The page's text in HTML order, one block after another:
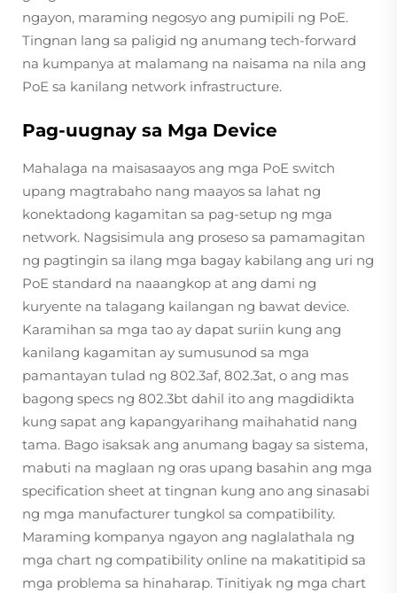
ngayon, maraming negosyo ang pumipili ng PoE.
Tingnan lang sa paligid ng anumang tech-forward
na kumpanya at malamang na naisama na nila ang
PoE sa kanilang network infrastructure.
Pag-uugnay sa Mga Device
Mahalaga na maisasaayos ang mga PoE switch
upang magtrabaho nang maayos sa lahat ng
konektadong kagamitan sa pag-setup ng mga
network. Nagsisimula ang proseso sa pamamagitan
ng pagtingin sa ilang mga bagay kabilang ang uri ng
PoE standard na naaangkop at ang dami ng
kuryente na talagang kailangan ng bawat device.
Karamihan sa mga tao ay dapat suriin kung ang
kanilang kagamitan ay sumusunod sa mga
pamantayan tulad ng 802.3af, 802.3at, o ang mas
bagong specs ng 802.3bt dahil ito ang magdidikta
kung sapat ang kapangyarihang maihahatid nang
tama. Bago isaksak ang anumang bagay sa sistema,
mabuti na maglaan ng oras upang basahin ang mga
specification sheet at tingnan kung ano ang sinasabi
ng mga manufacturer tungkol sa compatibility.
Maraming kompanya ngayon ang naglalathala ng
mga chart ng compatibility online na makatitipid sa
mga problema sa hinaharap. Tinitiyak ng mga chart